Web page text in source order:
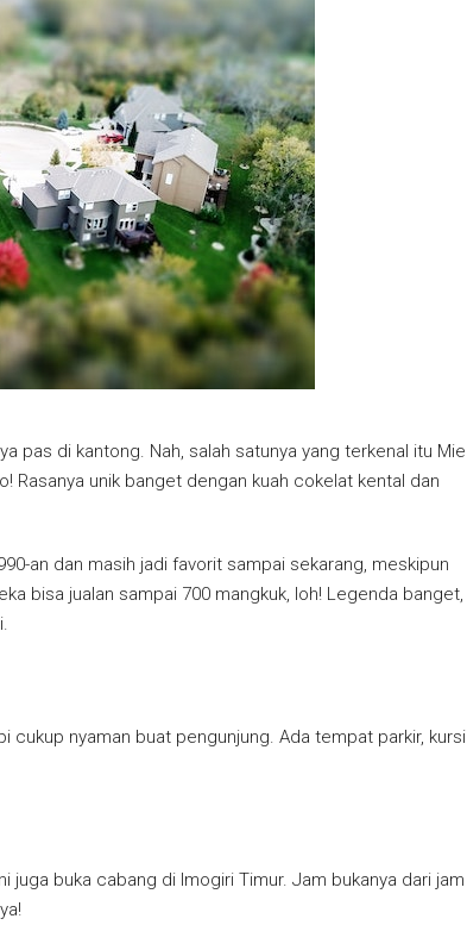
pas di kantong. Nah, salah satunya yang terkenal itu Mie
Rasanya unik banget dengan kuah cokelat kental dan
an dan masih jadi favorit sampai sekarang, meskipun
bisa jualan sampai 700 mangkuk, loh! Legenda banget,
cukup nyaman buat pengunjung. Ada tempat parkir, kursi
juga buka cabang di Imogiri Timur. Jam bukanya dari jam